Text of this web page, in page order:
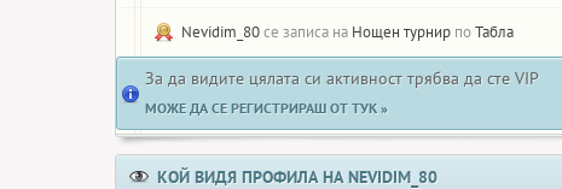
Nevidim_80се записа на Нощен турнир поТабла
За да видите цялата си активност трябва да сте VIP
МОЖЕ ДА СЕ РЕГИСТРИРАШ ОТ ТУК »
КОЙ ВИДЯ ПРОФИЛА НА NEVIDIM_80